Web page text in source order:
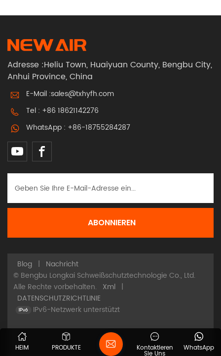
Adresse :Heliu Town, Huaiyuan County, Bengbu City,
Anhui Province, China
E-Mail :sales@txhyfh.com
Tel : +86 18621142276
WhatsApp : +86-18755284287
Blog |
Nachricht
© Bengbu Longkai Schweißschutztechnologie Co., Ltd.
Alle Rechte vorbehalten.
Xml |
DATENSCHUTZRICHTLINIE
IPv6-Netzwerk unterstützt
HEIM PRODUKTE WhatsApp
Kontaktieren
Sie Uns